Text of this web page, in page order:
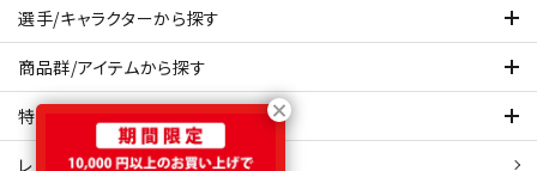
選手/キャラクターから探す
商品群/アイテムから探す
特集ページを見てみる
レビュー・口コミ 一覧ページ